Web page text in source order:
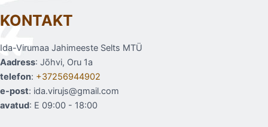
KONTAKT
Ida-Virumaa Jahimeeste Selts MTÜ
Aadress: Jõhvi, Oru 1a
telefon: +37256944902
e-post: ida.virujs@gmail.com
avatud: E 09:00 - 18:00